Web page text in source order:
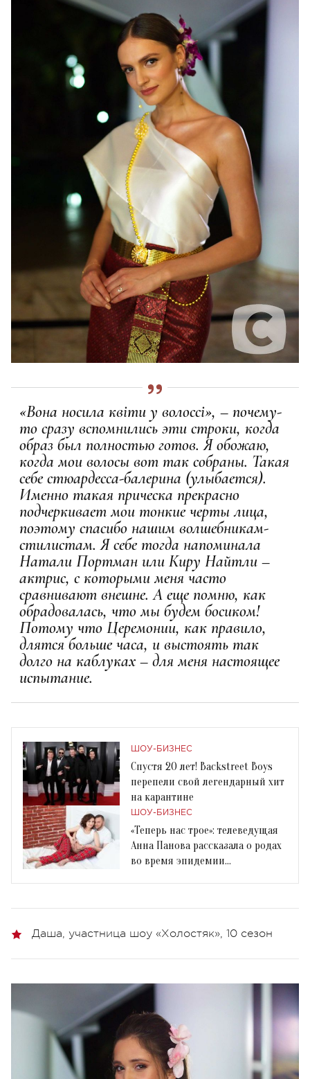
«Вона носила квіти у волоссі», – почему-
то сразу вспомнились эти строки, когда
образ был полностью готов. Я обожаю,
когда мои волосы вот так собраны. Такая
себе стюардесса-балерина (улыбается).
Именно такая прическа прекрасно
подчеркивает мои тонкие черты лица,
поэтому спасибо нашим волшебникам-
стилистам. Я себе тогда напоминала
Натали Портман или Киру Найтли –
актрис, с которыми меня часто
сравнивают внешне. А еще помню, как
обрадовалась, что мы будем босиком!
Потому что Церемонии, как правило,
длятся больше часа, и выстоять так
долго на каблуках – для меня настоящее
испытание.
ШОУ-БИЗНЕС
Спустя 20 лет! Backstreet Boys
перепели свой легендарный хит
на карантине
ШОУ-БИЗНЕС
«Теперь нас трое»: телеведущая
Анна Панова рассказала о родах
во время эпидемии
Даша, участница шоу «Холостяк», 10 сезон